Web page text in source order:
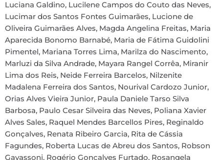
Luciana Galdino, Lucilene Campos do Couto das Neves,
Lucimar dos Santos Fontes Guimarães, Lucione de
Oliveira Guimarães Alves, Magda Angelina Freitas, Maria
Aparecida Bonomo Barnabé, Maria de Fátima Guidolini
Pimentel, Mariana Torres Lima, Marilza do Nascimento,
Marluzi da Silva Andrade, Mayara Rangel Corrêa, Miranir
Lima dos Reis, Neide Ferreira Barcelos, Nilzenite
Madalena Ferreira dos Santos, Nourival Cardozo Junior,
Orias Alves Vieira Junior, Paula Daniele Tarso Silva
Barbosa, Paulo Cesar Silveira das Neves, Poliana Xavier
Alves Sales, Raquel Mendes Barcellos Pires, Reginaldo
Gonçalves, Renata Ribeiro Garcia, Rita de Cássia
Fagundes, Roberta Lucas de Abreu dos Santos, Robson
Gavassoni, Rogério Gonçalves Furtado, Rosangela